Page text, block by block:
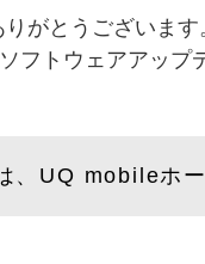
がとうございます
フトウェアアップ
、UQ mobileホ